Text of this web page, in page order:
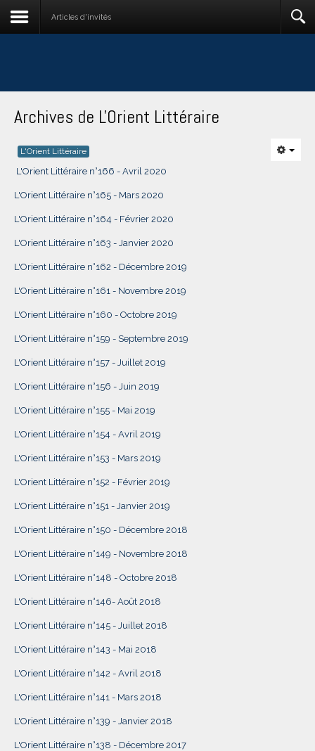
Articles d'invités
Archives de L'Orient Littéraire
L'Orient Littéraire
L'Orient Littéraire n°166 - Avril 2020
L'Orient Littéraire n°165 - Mars 2020
L'Orient Littéraire n°164 - Février 2020
L'Orient Littéraire n°163 - Janvier 2020
L'Orient Littéraire n°162 - Décembre 2019
L'Orient Littéraire n°161 - Novembre 2019
L'Orient Littéraire n°160 - Octobre 2019
L'Orient Littéraire n°159 - Septembre 2019
L'Orient Littéraire n°157 - Juillet 2019
L'Orient Littéraire n°156 - Juin 2019
L'Orient Littéraire n°155 - Mai 2019
L'Orient Littéraire n°154 - Avril 2019
L'Orient Littéraire n°153 - Mars 2019
L'Orient Littéraire n°152 - Février 2019
L'Orient Littéraire n°151 - Janvier 2019
L'Orient Littéraire n°150 - Décembre 2018
L'Orient Littéraire n°149 - Novembre 2018
L'Orient Littéraire n°148 - Octobre 2018
L'Orient Littéraire n°146- Août 2018
L'Orient Littéraire n°145 - Juillet 2018
L'Orient Littéraire n°143 - Mai 2018
L'Orient Littéraire n°142 - Avril 2018
L'Orient Littéraire n°141 - Mars 2018
L'Orient Littéraire n°139 - Janvier 2018
L'Orient Littéraire n°138 - Décembre 2017